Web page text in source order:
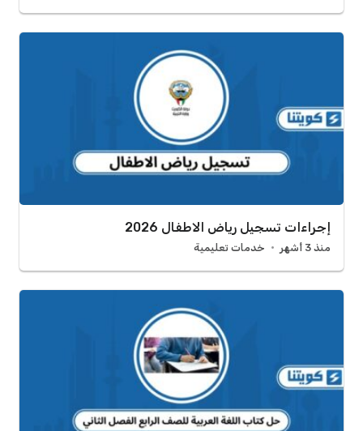
إجراءات تسجيل رياض الاطفال 2026
منذ 3 أشهر خدمات تعليمية